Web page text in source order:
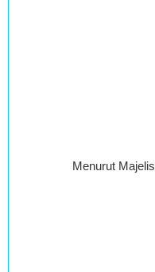
Menurut Majelis